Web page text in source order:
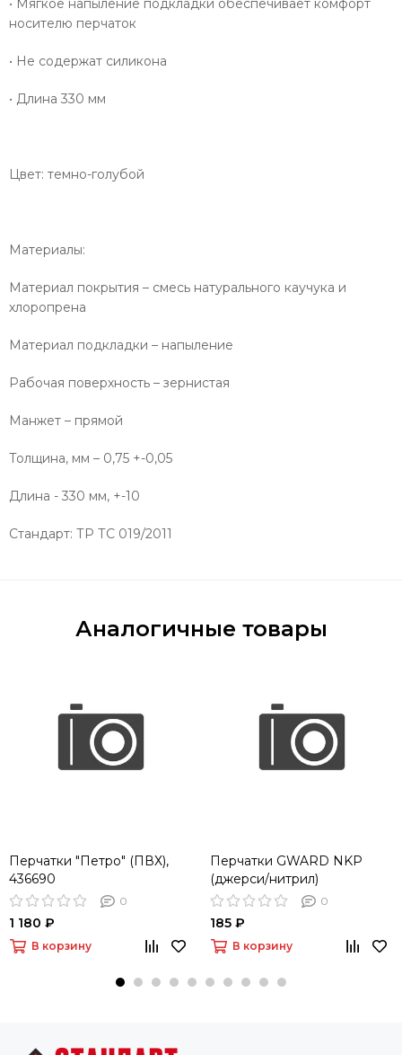
• Мягкое напыление подкладки обеспечивает комфорт
носителю перчаток
• Не содержат силикона
• Длина 330 мм
Цвет: темно-голубой
Материалы:
Материал покрытия – смесь натурального каучука и
хлоропрена
Материал подкладки – напыление
Рабочая поверхность – зернистая
Манжет – прямой
Толщина, мм – 0,75 +-0,05
Длина - 330 мм, +-10
Стандарт: ТР ТС 019/2011
Аналогичные товары
Перчатки "Петро" (ПВХ),
436690
0
1 180 ₽
В корзину
Перчатки GWARD NKP
(джерси/нитрил)
0
185 ₽
В корзину